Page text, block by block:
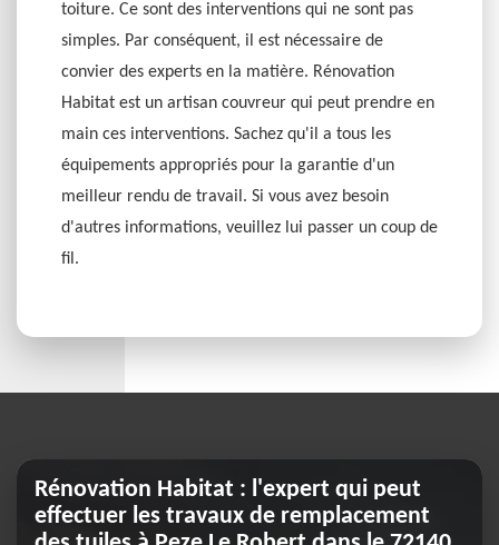
toiture. Ce sont des interventions qui ne sont pas
simples. Par conséquent, il est nécessaire de
convier des experts en la matière. Rénovation
Habitat est un artisan couvreur qui peut prendre en
main ces interventions. Sachez qu'il a tous les
équipements appropriés pour la garantie d'un
meilleur rendu de travail. Si vous avez besoin
d'autres informations, veuillez lui passer un coup de
fil.
Rénovation Habitat : l'expert qui peut
effectuer les travaux de remplacement